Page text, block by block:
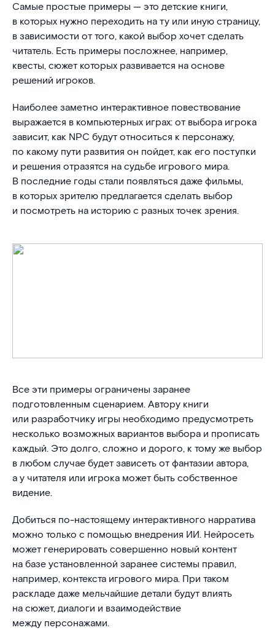
Самые простые примеры — это детские книги,
в которых нужно переходить на ту или иную страницу,
в зависимости от того, какой выбор хочет сделать
читатель. Есть примеры посложнее, например,
квесты, сюжет которых развивается на основе
решений игроков.
Наиболее заметно интерактивное повествование
выражается в компьютерных играх: от выбора игрока
зависит, как NPC будут относиться к персонажу,
по какому пути развития он пойдет, как его поступки
и решения отразятся на судьбе игрового мира.
В последние годы стали появляться даже фильмы,
в которых зрителю предлагается сделать выбор
и посмотреть на историю с разных точек зрения.
Все эти примеры ограничены заранее
подготовленным сценарием. Автору книги
или разработчику игры необходимо предусмотреть
несколько возможных вариантов выбора и прописать
каждый. Это долго, сложно и дорого, к тому же выбор
в любом случае будет зависеть от фантазии автора,
а у читателя или игрока может быть собственное
видение.
Добиться по-настоящему интерактивного нарратива
можно только с помощью внедрения ИИ. Нейросеть
может генерировать совершенно новый контент
на базе установленной заранее системы правил,
например, контекста игрового мира. При таком
раскладе даже мельчайшие детали будут влиять
на сюжет, диалоги и взаимодействие
между персонажами.